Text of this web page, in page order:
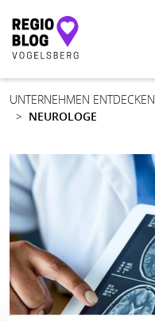
Hauptnavigation
UNTERNEHMEN ENTDECKEN
NEUROLOGE